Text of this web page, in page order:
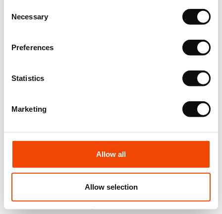
Selection
Necessary
Preferences
Statistics
Marketing
Allow all
Allow selection
instalarea.
In asteptarea instalarii, depozitati produsele intr-o camera
inchisa, unde temperatura este cuprinsa intre 15°C si 25°C,
umiditatea relativa ± 60%.
Pentru rezultate finale optime, o instalare corecta este o
necesitate absoluta. Recomandam instalarea folosind